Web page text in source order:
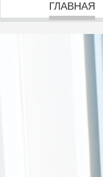
ГЛАВНАЯ